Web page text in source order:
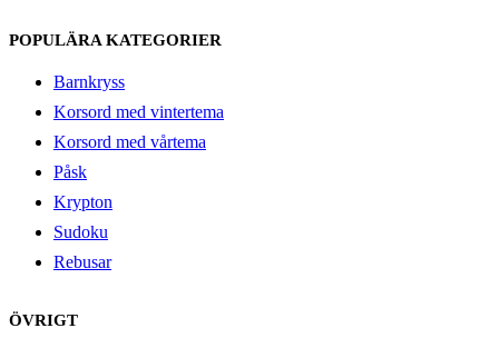
POPULÄRA KATEGORIER
Barnkryss
Korsord med vintertema
Korsord med vårtema
Påsk
Krypton
Sudoku
Rebusar
ÖVRIGT